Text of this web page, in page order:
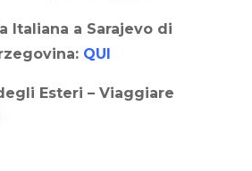
Italiana a Sarajevo di
QUI
Esteri – Viaggiare